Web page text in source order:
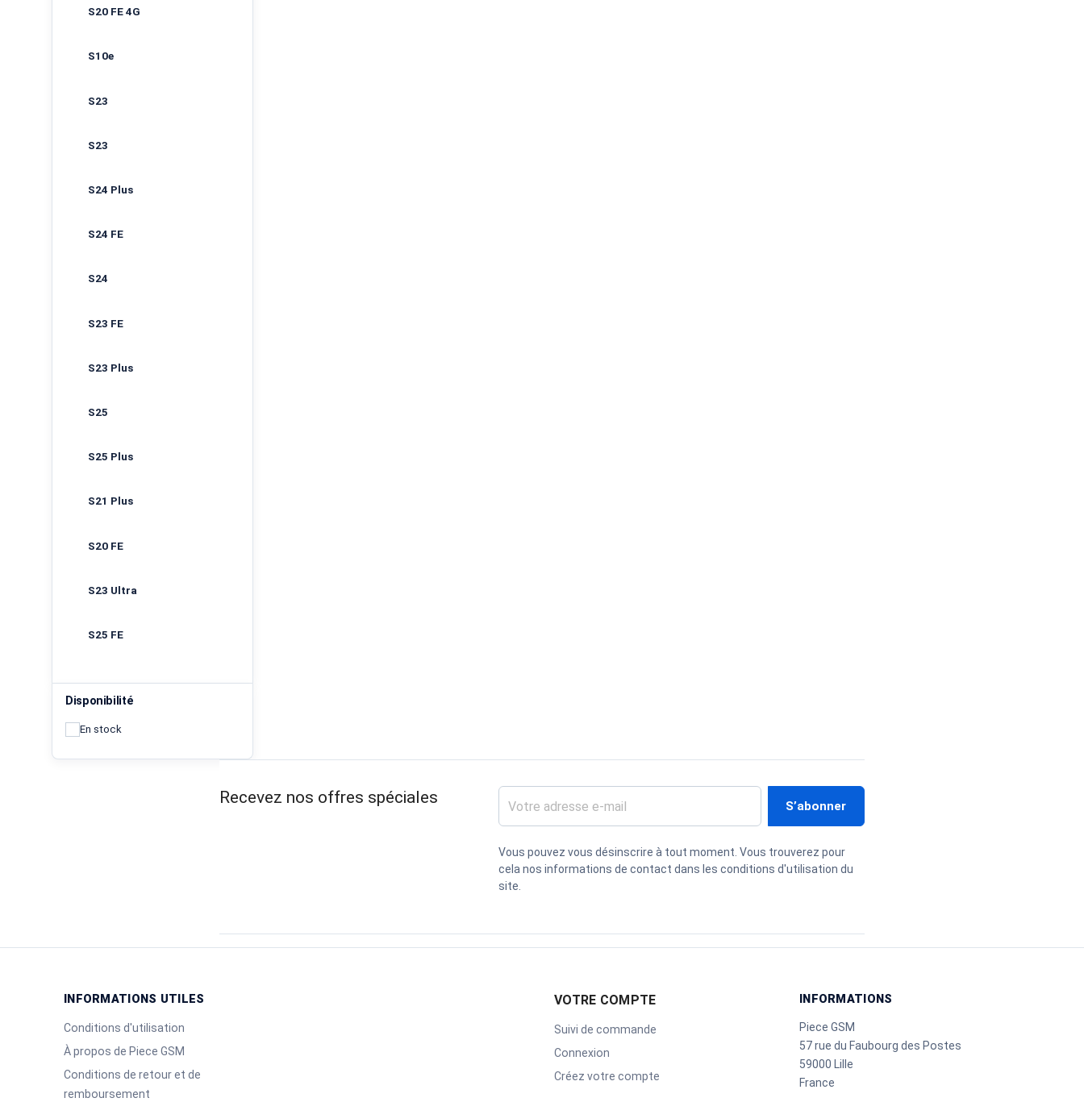
S20 FE 4G
S10e
S23
S23
S24 Plus
S24 FE
S24
S23 FE
S23 Plus
S25
S25 Plus
S21 Plus
S20 FE
S23 Ultra
S25 FE
Disponibilité
En stock
Recevez nos offres spéciales
Vous pouvez vous désinscrire à tout moment. Vous trouverez pour
cela nos informations de contact dans les conditions d'utilisation du
site.
INFORMATIONS UTILES
Conditions d'utilisation
À propos de Piece GSM
Conditions de retour et de
remboursement
VOTRE COMPTE
Suivi de commande
Connexion
Créez votre compte
INFORMATIONS
Piece GSM
57 rue du Faubourg des Postes
59000 Lille
France